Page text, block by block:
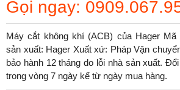
Gọi ngay:
Máy cắt không khí (ACB) của Hager Mã
sản xuất: Hager Xuất xứ: Pháp Vận
bảo hành 12 tháng do lỗi nhà sản xuất.
trong vòng 7 ngày kể từ ngày mua hàng.